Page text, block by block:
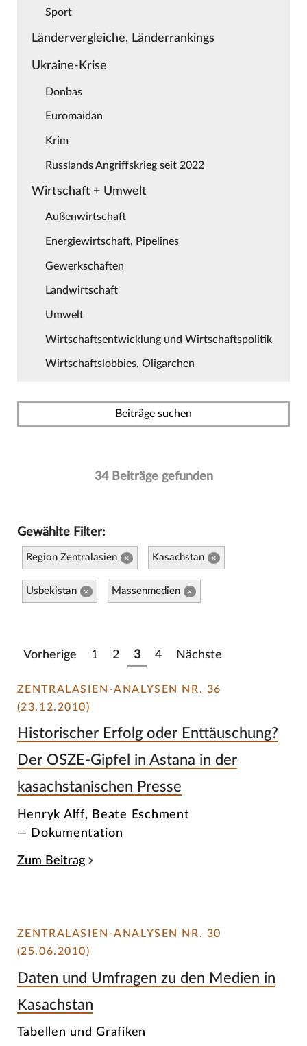
Sport
Ländervergleiche, Länderrankings
Ukraine-Krise
Donbas
Euromaidan
Krim
Russlands Angriffskrieg seit 2022
Wirtschaft + Umwelt
Außenwirtschaft
Energiewirtschaft, Pipelines
Gewerkschaften
Landwirtschaft
Umwelt
Wirtschaftsentwicklung und Wirtschaftspolitik
Wirtschaftslobbies, Oligarchen
Beiträge suchen
34 Beiträge gefunden
Gewählte Filter:
Region Zentralasien × Kasachstan ×
Usbekistan × Massenmedien ×
Vorherige 1 2 3 4 Nächste
ZENTRALASIEN-ANALYSEN NR. 36
(23.12.2010)
Historischer Erfolg oder Enttäuschung?
Der OSZE-Gipfel in Astana in der
kasachstanischen Presse
Henryk Alff, Beate Eschment
— Dokumentation
Zum Beitrag
ZENTRALASIEN-ANALYSEN NR. 30
(25.06.2010)
Daten und Umfragen zu den Medien in
Kasachstan
Tabellen und Grafiken